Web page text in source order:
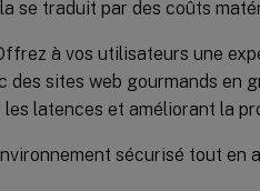
se traduit par des coûts
à vos utilisateurs une
des sites web gourmands en
latences et améliorant la
sécurisé tout en